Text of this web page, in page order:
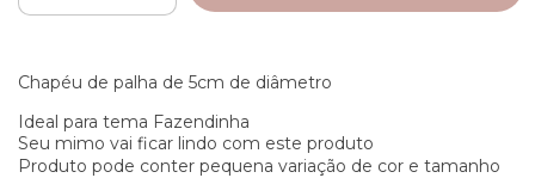
Chapéu de palha de 5cm de diâmetro
Ideal para tema Fazendinha
Seu mimo vai ficar lindo com este produto
Produto pode conter pequena variação de cor e tamanho